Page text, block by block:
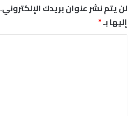
لن يتم نشر عنوان بريدك الإلكتروني.
إليها بـ*